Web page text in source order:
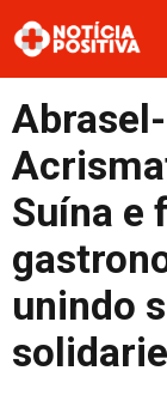
Boas Ações
Cultura
Suína e
unindo